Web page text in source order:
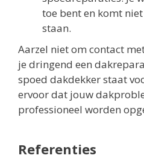
toe bent en komt
staan.
Aarzel niet om contact
je dringend een
spoed dakdekker staat
ervoor dat jouw
professioneel worden
Referenties